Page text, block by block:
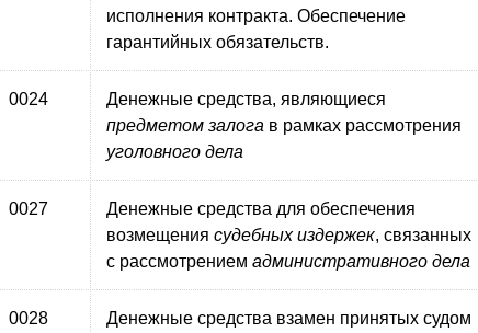
исполнения контракта. Обеспечение
гарантийных обязательств.
0024
Денежные средства, являющиеся
предметом залога в рамках рассмотрения
уголовного дела
0027
Денежные средства для обеспечения
возмещениясудебных издержек, связанных
с рассмотрениемадминистративного дела
0028
Денежные средства взамен принятых судом